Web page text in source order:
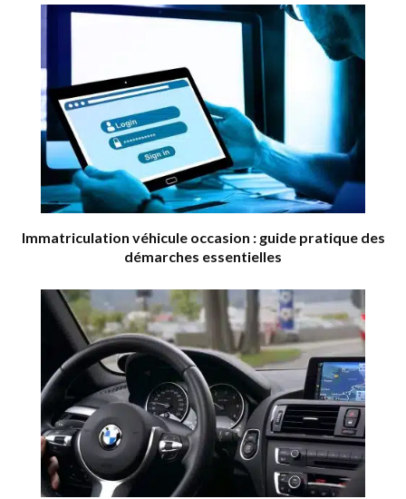
Immatriculation véhicule occasion : guide pratique des
démarches essentielles